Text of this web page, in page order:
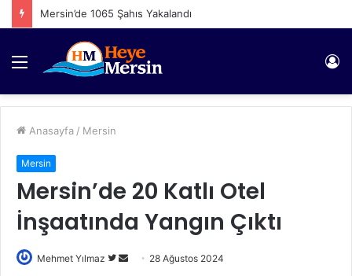
Mersin’de 1065 Şahıs Yakalandı
Menü
Anasayfa / Mersin
Mersin
Mersin’de 20 Katlı Otel
İnşaatında Yangın Çıktı
Mehmet Yılmaz
Twitter'da
Bir
28 Ağustos 2024